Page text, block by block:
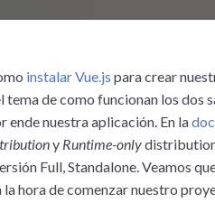
instalar Vue.js para crear
de como funcionan los dos
ende nuestra aplicación. En la
y Runtime-only
Full, Standalone. Veamos
hora de comenzar nuestro